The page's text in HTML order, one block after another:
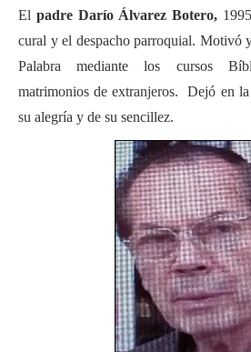
El padre Darío Álvarez Botero,
cural y el despacho parroquial. Motivó
Palabra mediante los cursos
matrimonios de extranjeros. Dejó en
su alegría y de su sencillez.